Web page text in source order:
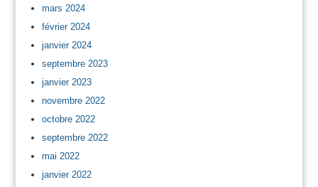
mars 2024
février 2024
janvier 2024
septembre 2023
janvier 2023
novembre 2022
octobre 2022
septembre 2022
mai 2022
janvier 2022